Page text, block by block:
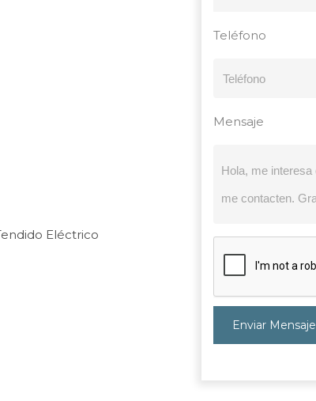
Eléctrico
Teléfono
Mensaje
Enviar Mensaje